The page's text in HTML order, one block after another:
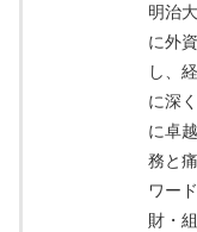
明治
に外
し、
に深
に卓
務と
ワー
財・